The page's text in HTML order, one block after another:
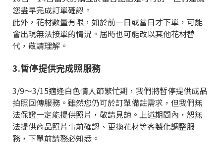
您盡早完成訂單確認。
此外，花材數量有限，如於前一日或當日才下單，可能
會出現無法接單的情況。屆時也可能改以其他花材替
代，敬請理解。
3.暫停提供完成照服務
3/9～3/15適逢白色情人節繁忙期，我們將暫停提供成品
拍照回傳服務。雖然您仍可於訂單備註需求，但我們無
法保證一定能提供照片，敬請見諒。上述期間內，恕無
法提供商品照片事前確認、更換花材等客製化調整服
務，下單前請務必知悉。